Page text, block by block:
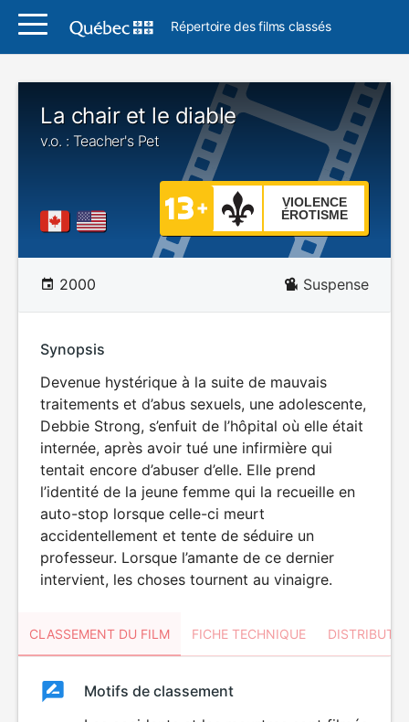
Répertoire des films classés
La chair et le diable
v.o. : Teacher's Pet
VIOLENCE
ÉROTISME
2000 Suspense
Synopsis
Devenue hystérique à la suite de mauvais
traitements et d’abus sexuels, une adolescente,
Debbie Strong, s’enfuit de l’hôpital où elle était
internée, après avoir tué une infirmière qui
tentait encore d’abuser d’elle. Elle prend
l’identité de la jeune femme qui la recueille en
auto-stop lorsque celle-ci meurt
accidentellement et tente de séduire un
professeur. Lorsque l’amante de ce dernier
intervient, les choses tournent au vinaigre.
CLASSEMENT DU FILM FICHE TECHNIQUE
ClassementClassement
Motifs de classement